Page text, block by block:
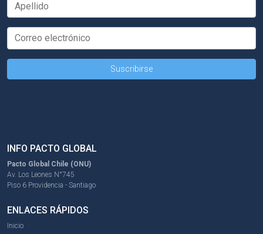
INFO PACTO GLOBAL
Pacto Global Chile (ONU)
Av. Los Leones N°745
Piso 6 Providencia - Santiago
ENLACES RÁPIDOS
Inicio